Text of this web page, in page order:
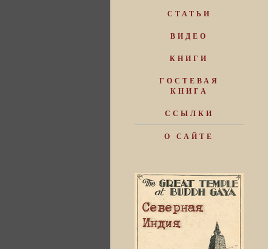
СТАТЬИ
ВИДЕО
КНИГИ
ГОСТЕВАЯ
КНИГА
ССЫЛКИ
О САЙТЕ